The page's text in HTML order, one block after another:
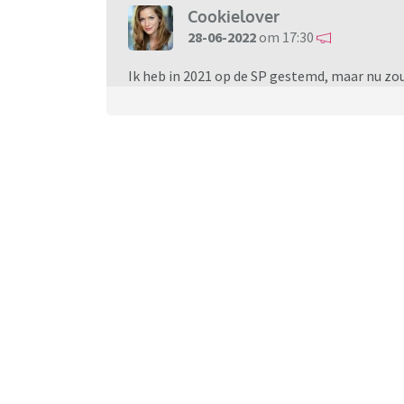
Cookielover
28-06-2022om 17:30
Ik heb in 2021 op de SP gestemd, maar nu